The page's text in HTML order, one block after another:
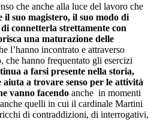
che anche alla luce del lavoro che
il suo magistero, il suo modo di
connetterla strettamente con
una maturazione delle
l’hanno incontrato e attraverso
che hanno frequentato gli esercizi
a farsi presente nella storia,
aiuta a trovare senso per le attività
vanno facendo anche in momenti
quelli in cui il cardinale Martini
di contraddizioni, di interrogativi,